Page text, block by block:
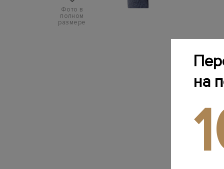
Фото в
полном
размере
на